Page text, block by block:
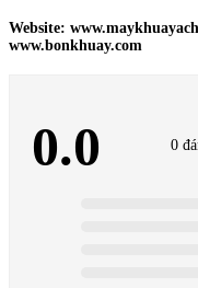
Website:
www.bonkhuay.com
0.0 0